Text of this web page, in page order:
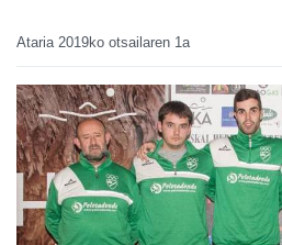
Ataria 2019ko otsailaren 1a